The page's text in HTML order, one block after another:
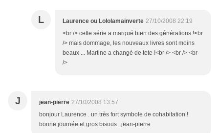
L Laurence ou Lololamainverte 27/10/2008 22:19
<br /> cette série a marqué bien des générations !<br
/> mais dommage, les nouveaux livres sont moins
beaux ... Martine a changé de tete !<br /> <br /> <br
/>
J jean-pierre 27/10/2008 13:57
bonjour Laurence . un très fort symbole de cohabitation !
bonne journée et gros bisous . jean-pierre